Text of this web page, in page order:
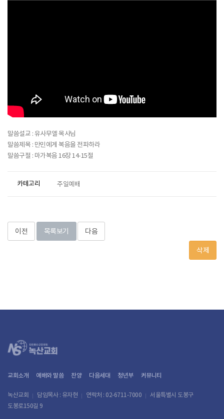
말씀설교 : 유사무엘 목사님
말씀제목 : 만민에게 복음을 전파하라
말씀구절 : 마가복음 16장 14-15절
카테고리 주일예배
이전 목록보기 다음
삭제
교회소개 예배와 말씀 찬양 다음세대 청년부 커뮤니티
녹산교회 담임목사 : 유자현 연락처 : 02-6711-7000
서울특별시 도봉구
도봉로150길 9